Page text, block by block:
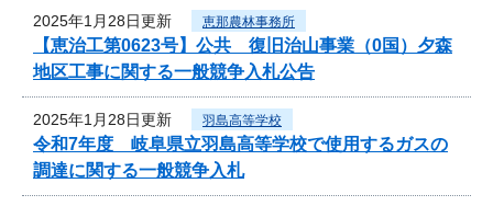
2025年1月28日更新 恵那農林事務所
【恵治工第0623号】公共 復旧治山事業（0国）夕森
地区工事に関する一般競争入札公告
2025年1月28日更新 羽島高等学校
令和7年度 岐阜県立羽島高等学校で使用するガスの
調達に関する一般競争入札